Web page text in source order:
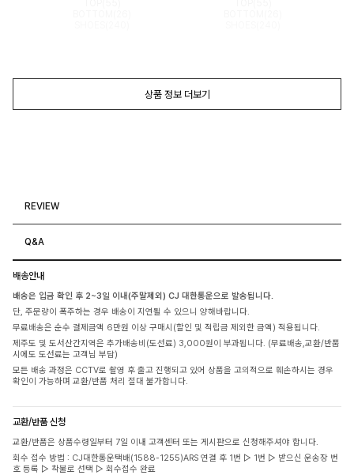
상품 정보 더보기
REVIEW
Q&A
배송안내
배송은 입금 확인 후 2~3일 이내(주말제외) CJ 대한통운으로 발송됩니다.
단, 주문량이 폭주하는 경우 배송이 지연될 수 있으니 양해바랍니다.
무료배송은 순수 결제금액 6만원 이상 구매시(할인 및 적립금 제외한 금액) 적용됩니다.
제주도 및 도서산간지역은 추가배송비(도선료) 3,000원이 부과됩니다. (무료배송,교환/반품
시에도 도선료는 고객님 부담)
모든 배송 과정은 CCTV로 촬영 후 출고 진행되고 있어 상품을 고의적으로 훼손하시는 경우
확인이 가능하며 교환/반품 처리 절대 불가합니다.
교환/반품 신청
교환/반품은 상품수령일부터 7일 이내 고객센터 또는 게시판으로 신청해주셔야 합니다.
회수 접수 방법 : CJ대한통운택배(1588-1255)ARS 연결 후 1번 ▷ 1번 ▷ 받으신 운송장 번
호 등록 ▷ 착불로 선택 ▷ 회수접수 완료